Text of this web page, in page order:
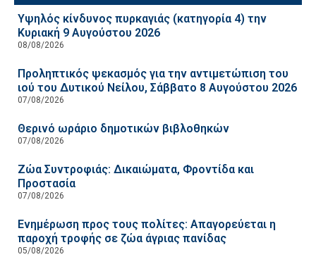
Υψηλός κίνδυνος πυρκαγιάς (κατηγορία 4) την
Κυριακή 9 Αυγούστου 2026
08/08/2026
Προληπτικός ψεκασμός για την αντιμετώπιση του
ιού του Δυτικού Νείλου, Σάββατο 8 Αυγούστου 2026
07/08/2026
Θερινό ωράριο δημοτικών βιβλοθηκών
07/08/2026
Ζώα Συντροφιάς: Δικαιώματα, Φροντίδα και
Προστασία
07/08/2026
Ενημέρωση προς τους πολίτες: Απαγορεύεται η
παροχή τροφής σε ζώα άγριας πανίδας
05/08/2026